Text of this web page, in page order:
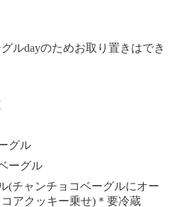
ルdayのためお取り置きはでき
グル
ーグル
(チャンチョコベーグルにオー
アクッキー乗せ)＊要冷蔵